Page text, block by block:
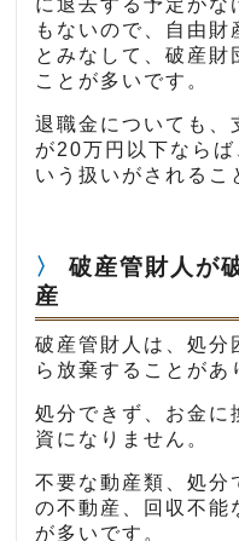
に退去する予定がな
もないので、自由
とみなして、破産財
ことが多いです。
退職金についても、
が20万円以下なら
いう扱いがされるこ
破産管財人が
産
破産管財人は、処分
ら放棄することがあ
処分できず、お金に
資になりません。
不要な動産類、処分
の不動産、回収不能
が多いです。